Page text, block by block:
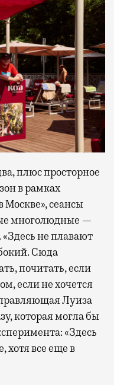
плюс просторное
в рамках
Москве», сеансы
многолюдные —
не плавают
Сюда
почитать, если
если не хочется
Луиза
которая могла бы
«Здесь
хотя все еще в